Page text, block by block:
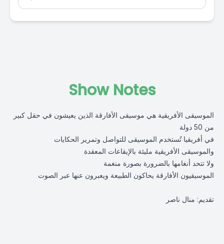
Show Notes
الموسيقى الأفريقية هي موسيقى الأفارقة الذين يعيشون في حقل كبير
من 50 دولة
في أفريقيا تُستخدم الموسيقى للتواصل وتمرير الحكايات
والموسيقى الأفريقية مليئة بالإيقاعات المعقدة
ولا تتحد أنغامها بالضرورة بصورة منغمة
الموسيقيون الأفارقة يحاكون الطبيعة ويعبرون عنها عبر الصوت
تقديم: منال ناصر